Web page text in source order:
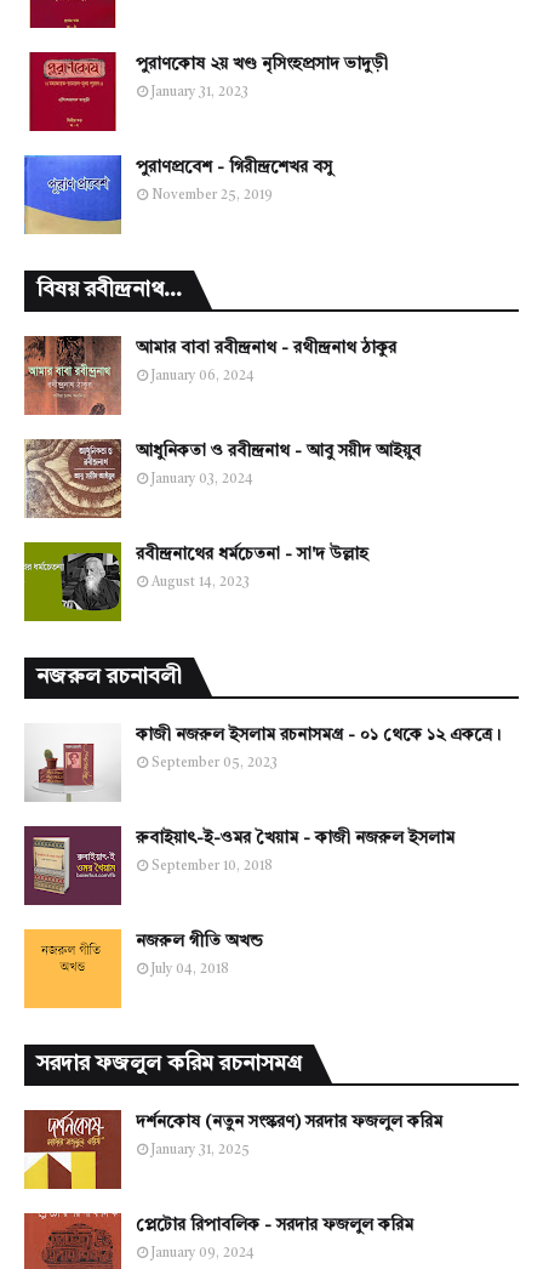
পুরাণকোষ ২য় খণ্ড নৃসিংহপ্রসাদ ভাদুড়ী
January 31, 2023
পুরাণপ্রবেশ - গিরীন্দ্রশেখর বসু
November 25, 2019
বিষয় রবীন্দ্রনাথ...
আমার বাবা রবীন্দ্রনাথ - রথীন্দ্রনাথ ঠাকুর
January 06, 2024
আধুনিকতা ও রবীন্দ্রনাথ - আবু সয়ীদ আইয়ুব
January 03, 2024
রবীন্দ্রনাথের ধর্মচেতনা - সা'দ উল্লাহ
August 14, 2023
নজরুল রচনাবলী
কাজী নজরুল ইসলাম রচনাসমগ্র - ০১ থেকে ১২ একত্রে।
September 05, 2023
রুবাইয়াৎ-ই-ওমর খৈয়াম - কাজী নজরুল ইসলাম
September 10, 2018
নজরুল গীতি অখন্ড
July 04, 2018
সরদার ফজলুল করিম রচনাসমগ্র
দর্শনকোষ (নতুন সংস্করণ) সরদার ফজলুল করিম
January 31, 2025
প্লেটোর রিপাবলিক - সরদার ফজলুল করিম
January 09, 2024